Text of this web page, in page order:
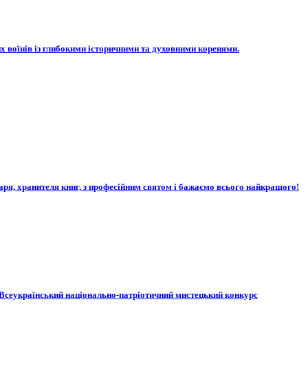
із глибокими історичними та духовними коренями.
хранителя книг, з професійним святом і бажаємо всього найкращого!
національно-патріотичний мистецький конкурс